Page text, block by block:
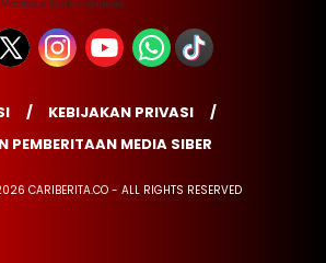
KEBIJAKAN PRIVASI
PEMBERITAAN MEDIA SIBER
CARIBERITA.CO - ALL RIGHTS RESERVED